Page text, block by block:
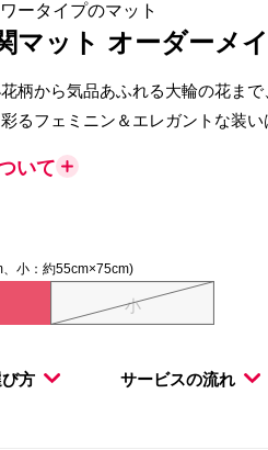
ータイプのマット
マット オーダーメ
柄から気品あふれる大輪の花ま
るフェミニン＆エレガントな装
いて
小：約55cm×75cm)
小
方 サービスの流れ